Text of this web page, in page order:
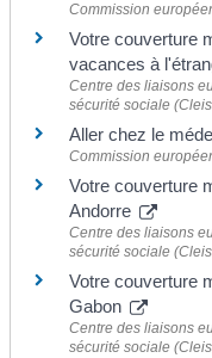
Commission
Votre couverture
vacances à
Centre des liaisons
sécurité sociale
Aller chez le
Commission
Votre couverture
Andorre
Centre des liaisons
sécurité sociale
Votre couverture
Gabon
Centre des liaisons
sécurité sociale